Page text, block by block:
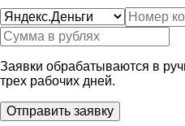
Заявки обрабатываются в
трех рабочих дней.